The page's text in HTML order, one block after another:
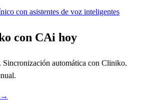
con asistentes de voz inteligentes
con CAi hoy
Sincronización automática con Cliniko.
→